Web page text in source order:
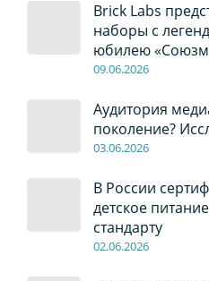
Brick Labs
наборы с
юбилею
09.06.2026
Аудитория
поколение?
03.06.2026
В России
детское
стандарту
02.06.2026